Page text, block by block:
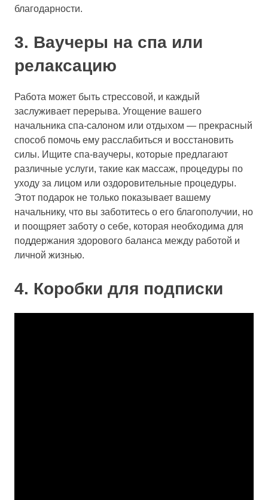
благодарности.
3. Ваучеры на спа или
релаксацию
Работа может быть стрессовой, и каждый
заслуживает перерыва. Угощение вашего
начальника спа-салоном или отдыхом — прекрасный
способ помочь ему расслабиться и восстановить
силы. Ищите спа-ваучеры, которые предлагают
различные услуги, такие как массаж, процедуры по
уходу за лицом или оздоровительные процедуры.
Этот подарок не только показывает вашему
начальнику, что вы заботитесь о его благополучии, но
и поощряет заботу о себе, которая необходима для
поддержания здорового баланса между работой и
личной жизнью.
4. Коробки для подписки